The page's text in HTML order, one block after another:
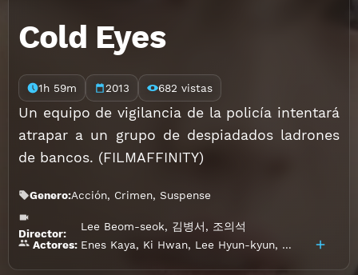
Cold Eyes
1h 59m 2013 682 vistas
Un equipo de vigilancia de la policía intentará
atrapar a un grupo de despiadados ladrones
de bancos. (FILMAFFINITY)
Genero:Acción, Crimen,Suspense
Director:
Lee Beom-seok, 김병서, 조의석
Actores: Enes Kaya, Ki Hwan, Lee Hyun-kyun, 任達華 ,강기영